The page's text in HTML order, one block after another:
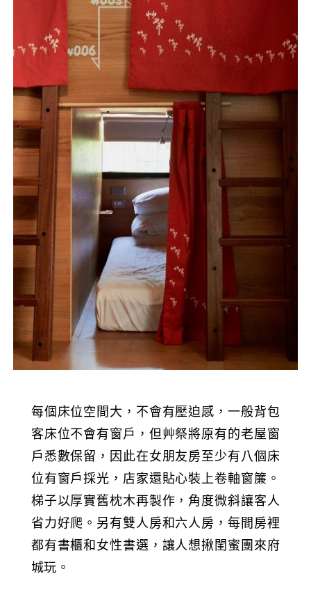
每個床位空間大，不會有壓迫感，一般背包
客床位不會有窗戶，但艸祭將原有的老屋窗
戶悉數保留，因此在女朋友房至少有八個床
位有窗戶採光，店家還貼心裝上卷軸窗簾。
梯子以厚實舊枕木再製作，角度微斜讓客人
省力好爬。另有雙人房和六人房，每間房裡
都有書櫃和女性書選，讓人想揪閨蜜團來府
城玩。